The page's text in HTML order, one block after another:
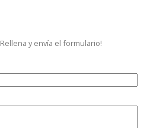
Rellena y envía el formulario!